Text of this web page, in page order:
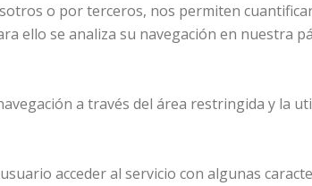
o por terceros, nos permiten
ello se analiza su navegación en nuestra
a través del área restringida y la
acceder al servicio con algunas